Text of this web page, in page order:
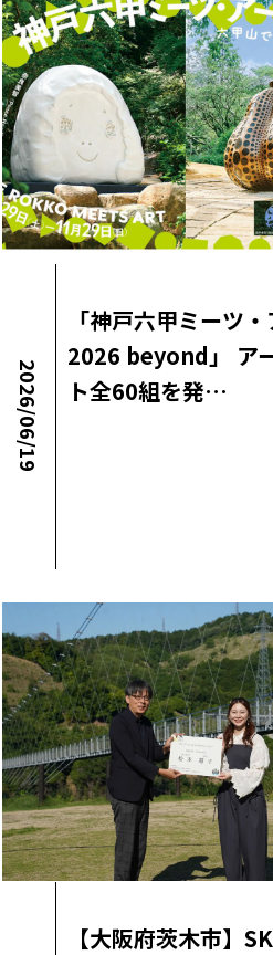
2026/06/19
「神戸六甲ミーツ
2026 beyond」 ア
ト全60組を発…
【大阪府茨木市】